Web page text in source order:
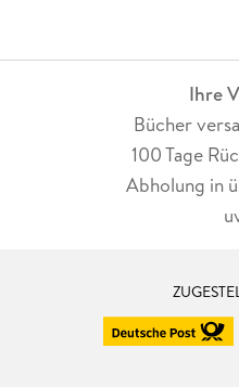
Ihre
Bücher
100 Tage
Abholung in